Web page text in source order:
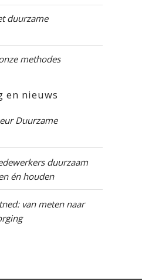
duurzame
methodes
en nieuws
Duurzame
duurzaam
én houden
van meten naar